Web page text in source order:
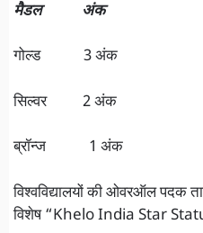
मैडल अंक
गोल्ड 3 अंक
सिल्वर 2 अंक
ब्रॉन्ज 1 अंक
विश्वविद्यालयों की ओवरऑल पदक
विशेष “Khelo India Star